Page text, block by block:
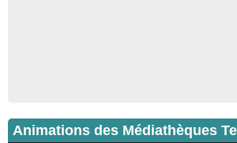
Animations des Médiathèques